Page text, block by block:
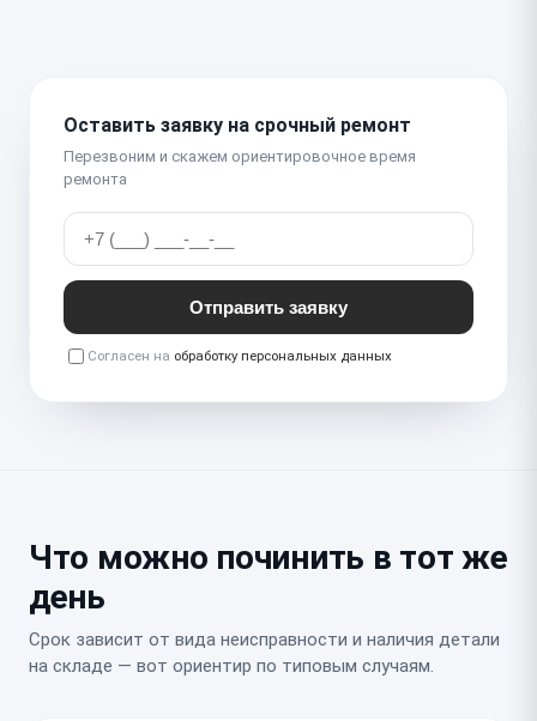
Оставить заявку на срочный ремонт
Перезвоним и скажем ориентировочное время
ремонта
Отправить заявку
Согласен на обработку персональных данных
Что можно починить в тот же
день
Срок зависит от вида неисправности и наличия детали
на складе — вот ориентир по типовым случаям.